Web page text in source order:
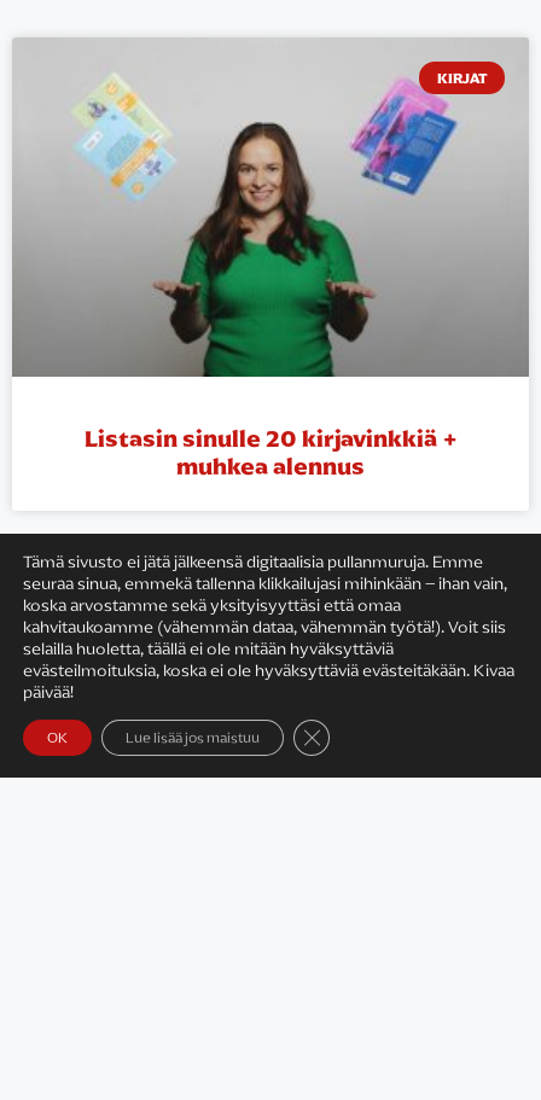
KIRJAT
Listasin sinulle 20 kirjavinkkiä +
muhkea alennus
KIRJAILIJAN TYÖ
Tämä sivusto ei jätä jälkeensä digitaalisia pullanmuruja. Emme
seuraa sinua, emmekä tallenna klikkailujasi mihinkään – ihan vain,
koska arvostamme sekä yksityisyyttäsi että omaa
kahvitaukoamme (vähemmän dataa, vähemmän työtä!). Voit siis
selailla huoletta, täällä ei ole mitään hyväksyttäviä
evästeilmoituksia, koska ei ole hyväksyttäviä evästeitäkään. Kivaa
päivää!
OK Lue lisää jos maistuu Sulje evästebanneri